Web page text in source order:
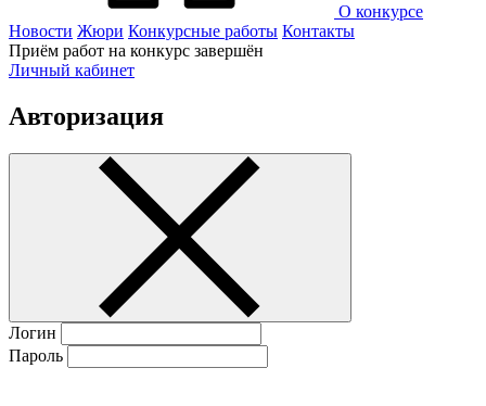
О конкурсе
Новости Жюри Конкурсные работы Контакты
Приём работ на конкурс завершён
Личный кабинет
Авторизация
Логин
Пароль